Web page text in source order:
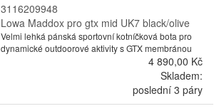
3116209948
Lowa Maddox pro gtx mid UK7 black/olive
Velmi lehká pánská sportovní kotníčková bota pro
dynamické outdoorové aktivity s GTX membránou
4 890,00 Kč
Skladem:
poslední 3 páry